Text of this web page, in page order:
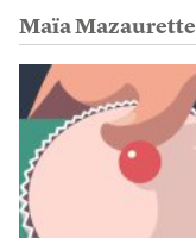
Maïa Mazaurette